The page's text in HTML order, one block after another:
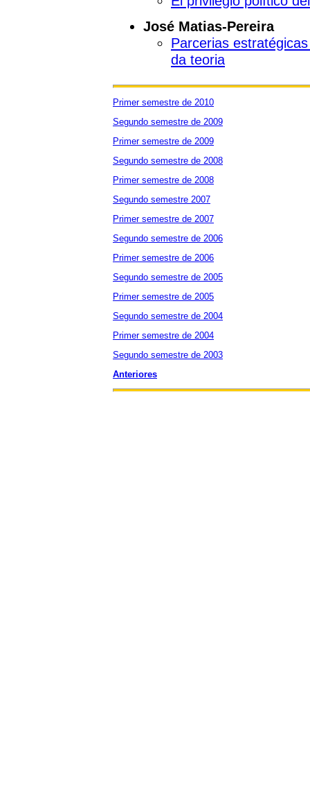
José Matias-Pereira
Parcerias
da teoria
Primer semestre de 2010
Segundo semestre de 2009
Primer semestre de 2009
Segundo semestre de 2008
Primer semestre de 2008
Segundo semestre 2007
Primer semestre de 2007
Segundo semestre de 2006
Primer semestre de 2006
Segundo semestre de 2005
Primer semestre de 2005
Segundo semestre de 2004
Primer semestre de 2004
Segundo semestre de 2003
Anteriores